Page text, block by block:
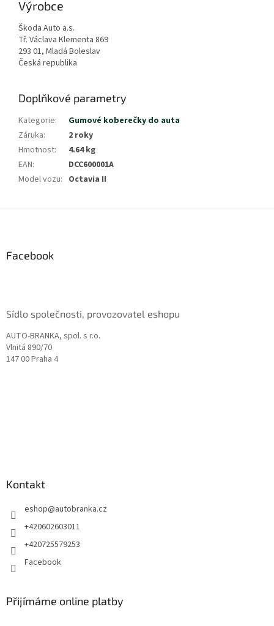
Výrobce
Škoda Auto a.s.
Tř. Václava Klementa 869
293 01, Mladá Boleslav
Česká republika
Doplňkové parametry
Kategorie:
Gumové koberečky do auta
Záruka:
2 roky
Hmotnost:
4.64 kg
EAN:
DCC600001A
Model vozu: Octavia II
Facebook
Sídlo společnosti, provozovatel eshopu
AUTO-BRANKA, spol. s r.o.
Vlnitá 890/70
147 00 Praha 4
Kontakt
eshop@autobranka.cz
+420602603011
+420725579253
Facebook
Přijímáme online platby